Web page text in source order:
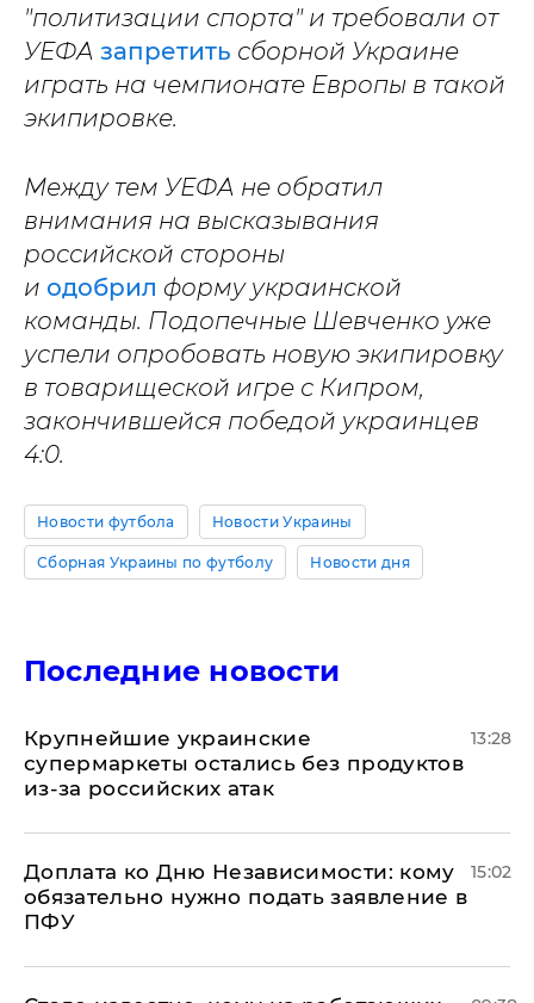
"политизации спорта" и требовали от
УЕФА запретить сборной Украине
играть на чемпионате Европы в такой
экипировке.
Между тем УЕФА не обратил
внимания на высказывания
российской стороны
и одобрил форму украинской
команды. Подопечные Шевченко уже
успели опробовать новую экипировку
в товарищеской игре с Кипром,
закончившейся победой украинцев
4:0.
Новости футбола Новости Украины
Сборная Украины по футболу Новости дня
Последние новости
Крупнейшие украинские
супермаркеты остались без продуктов
из-за российских атак
13:28
Доплата ко Дню Независимости: кому
обязательно нужно подать заявление в
ПФУ
15:02